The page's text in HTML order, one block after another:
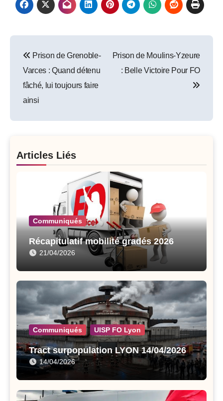
navigation
Prison de Grenoble-
Varces : Quand détenu
fâché, lui toujours faire
ainsi
Prison de Moulins-Yzeure
: Belle Victoire Pour FO
Articles Liés
Communiqués
Récapitulatif mobilité gradés 2026
21/04/2026
Communiqués UISP FO Lyon
Tract surpopulation LYON 14/04/2026
14/04/2026